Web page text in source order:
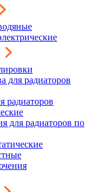
для радиаторов
радиаторов
для радиаторов по